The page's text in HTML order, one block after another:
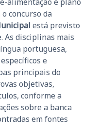
concurso da
está previsto
As disciplinas mais
portuguesa,
e
principais do
objetivas,
conforme a
sobre a banca
em fontes